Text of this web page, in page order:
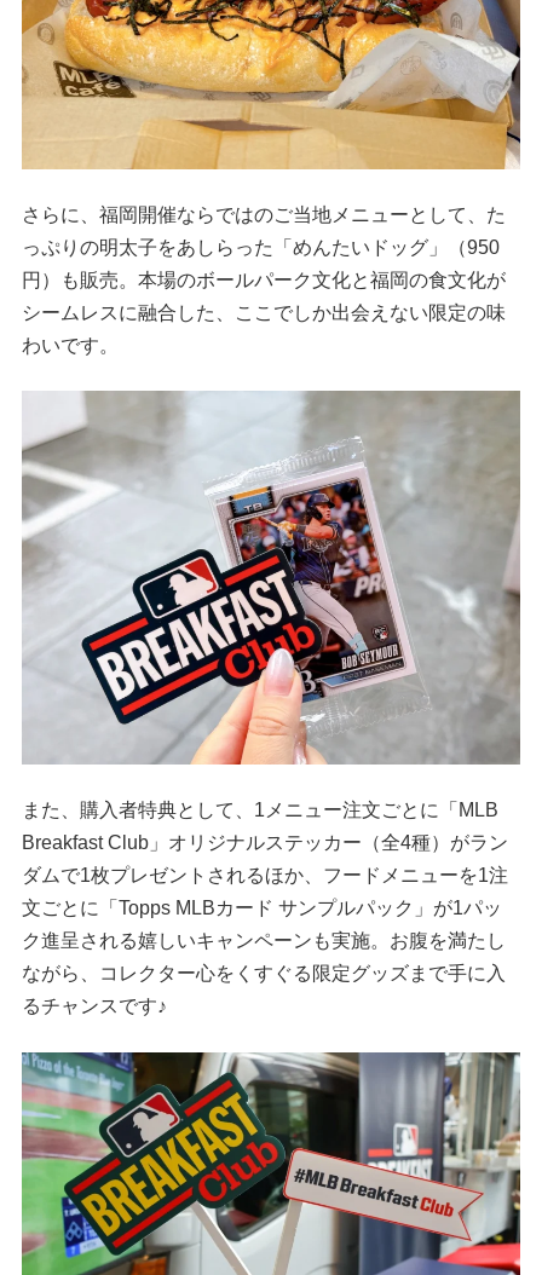
さらに、福岡開催ならではのご当地メニューとして、た
っぷりの明太子をあしらった「めんたいドッグ」（950
円）も販売。本場のボールパーク文化と福岡の食文化が
シームレスに融合した、ここでしか出会えない限定の味
わいです。
また、購入者特典として、1メニュー注文ごとに「MLB
Breakfast Club」オリジナルステッカー（全4種）がラン
ダムで1枚プレゼントされるほか、フードメニューを1注
文ごとに「Topps MLBカード サンプルパック」が1パッ
ク進呈される嬉しいキャンペーンも実施。お腹を満たし
ながら、コレクター心をくすぐる限定グッズまで手に入
るチャンスです♪